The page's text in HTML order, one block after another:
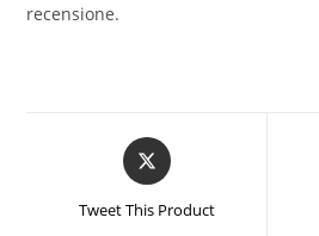
recensione.
Opens
in
new
Tweet This Product